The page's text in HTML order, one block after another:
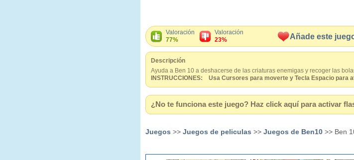
Valoración
77%
Valoración
23%
Añade este
Descripción
Ayuda a Ben 10 a deshacerse de las criaturas enemigas y recoger las
INSTRUCCIONES: Usa Cursores para moverte y Tecla Espacio para
¿No te funciona este juego? Haz click aquí para activar
Juegos >> Juegos de peliculas >> Juegos de Ben10 >> Ben